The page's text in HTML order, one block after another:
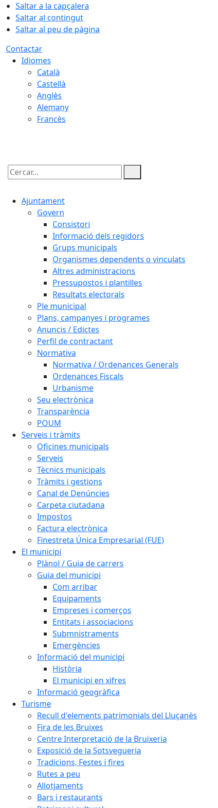
Saltar a la capçalera
Saltar al contingut
Saltar al peu de pàgina
Contactar
Idiomes
Català
Castellà
Anglès
Alemany
Francès
Cercar:
Ajuntament
Govern
Consistori
Informació dels regidors
Grups municipals
Organismes dependents o vinculats
Altres administracions
Pressupostos i plantilles
Resultats electorals
Ple municipal
Plans, campanyes i programes
Anuncis / Edictes
Perfil de contractant
Normativa
Normativa / Ordenances Generals
Ordenances Fiscals
Urbanisme
Seu electrònica
Transparència
POUM
Serveis i tràmits
Oficines municipals
Serveis
Tècnics municipals
Tràmits i gestions
Canal de Denúncies
Carpeta ciutadana
Impostos
Factura electrònica
Finestreta Única Empresarial (FUE)
El municipi
Plànol / Guia de carrers
Guia del municipi
Com arribar
Equipaments
Empreses i comerços
Entitats i associacions
Submnistraments
Emergències
Informació del municipi
Història
El municipi en xifres
Informació geogràfica
Turisme
Recull d'elements patrimonials del Lluçanès
Fira de les Bruixes
Centre Interpretació de la Bruixeria
Exposició de la Sotsvegueria
Tradicions, Festes i fires
Rutes a peu
Allotjaments
Bars i restaurants